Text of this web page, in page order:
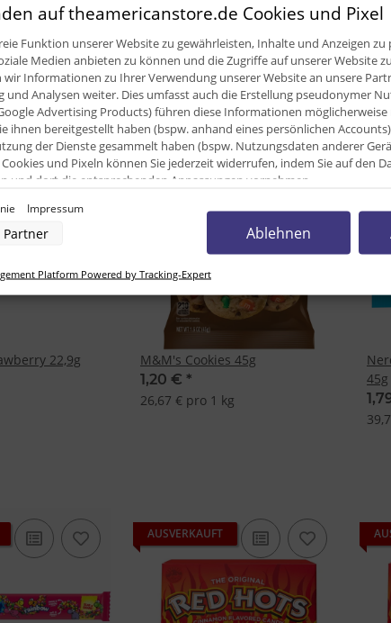
: MHD:
Laffy Taffy Grape 22,9g
0,89 €*
22,9g
AUSVERKAUFT
M&M's Cookies 45g
1,20 € *
26,67 € pro 1 kg
45g
AUSVERKAUFT
auf theamericanstore.de Cookies und Pixel
Funktion unserer Website zu gewährleisten, Inhalte und Anzeigen zu
Medien anbieten zu können und die Zugriffe auf unserer Website
wir Informationen zu Ihrer Verwendung unserer Website an unsere
und Analysen weiter. Dies umfasst auch die Erstellung pseudonymer
Advertising Products) führen diese Informationen
ihnen bereitgestellt haben (bspw. anhand eines persönlichen
der Dienste gesammelt haben (bspw. Nutzungsdaten anderer
und Pixeln können Sie jederzeit widerrufen, indem Sie auf den
und dort die entsprechenden Anpassungen vornehmen.
durch unsere Partner:
Zugriff auf Informationen auf einem Endgerät
Daten zur Auswahl von Werbeanzeigen
für personalisierte Werbung
zur Auswahl personalisierter Werbung
zur Personalisierung von Inhalten
Profilen zur Auswahl personalisierter Inhalte
durch Statistiken oder Kombinationen von Daten aus verschiedenen
der Angebote
Daten zur Auswahl von Inhalten
Impressum
Partner Ablehnen
Platform Powered by Tracking-Expert